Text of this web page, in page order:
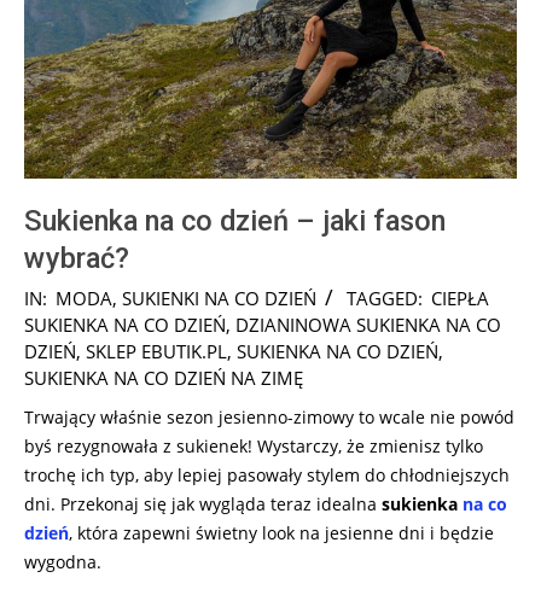
Sukienka na co dzień – jaki fason
wybrać?
2025-
05-
28
IN: MODA, SUKIENKI NA CO DZIEŃ TAGGED: CIEPŁA
SUKIENKA NA CO DZIEŃ, DZIANINOWA SUKIENKA NA CO
DZIEŃ, SKLEP EBUTIK.PL, SUKIENKA NA CO DZIEŃ,
SUKIENKA NA CO DZIEŃ NA ZIMĘ
Trwający właśnie sezon jesienno-zimowy to wcale nie powód
byś rezygnowała z sukienek! Wystarczy, że zmienisz tylko
trochę ich typ, aby lepiej pasowały stylem do chłodniejszych
dni. Przekonaj się jak wygląda teraz idealna sukienka na co
dzień, która zapewni świetny look na jesienne dni i będzie
wygodna.